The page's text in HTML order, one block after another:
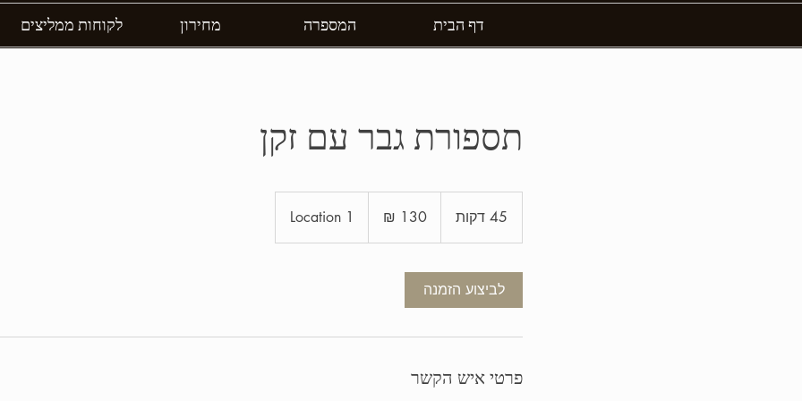
לקוחות ממליצים מחירון המספרה דף הבית
תספורת גבר עם זקן
45 דקות
5
ק
חדשים
Location 1
לביצוע הזמנה
פרטי איש הקשר